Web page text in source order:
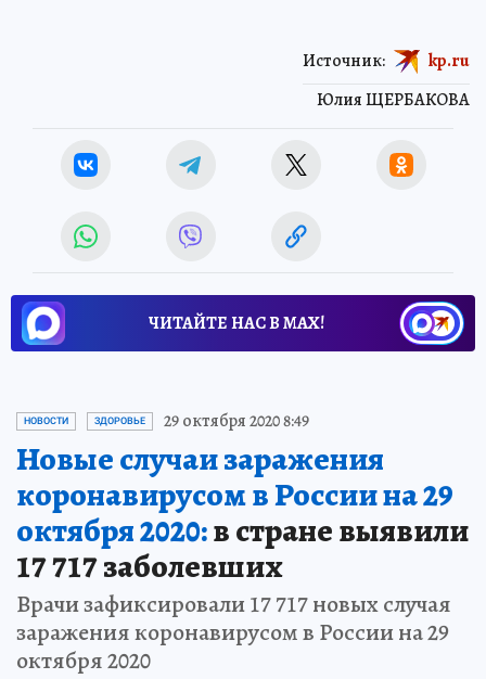
Юлия ЩЕРБАКОВА
Источник: kp.ru
ЧИТАЙТЕ НАС В МАХ!
НОВОСТИ ЗДОРОВЬЕ 29 октября 2020 8:49
Новые случаи заражения
коронавирусом в России на 29
октября 2020:в стране выявили
17 717 заболевших
Врачи зафиксировали 17 717 новых случая
заражения коронавирусом в России на 29
октября 2020